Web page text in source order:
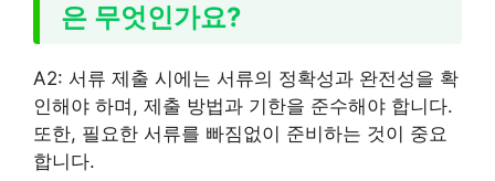
은 무엇인가요?
A2: 서류 제출 시에는 서류의 정확성과 완전성을 확
인해야 하며, 제출 방법과 기한을 준수해야 합니다.
또한, 필요한 서류를 빠짐없이 준비하는 것이 중요
합니다.